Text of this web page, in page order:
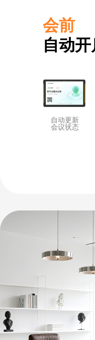
会前
自动
自动更新
会议状态